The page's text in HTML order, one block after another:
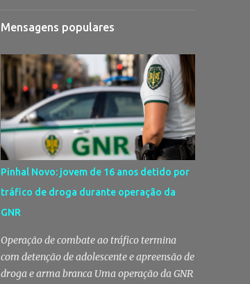
Mensagens populares
Pinhal Novo: jovem de 16 anos detido por
tráfico de droga durante operação da
GNR
Operação de combate ao tráfico termina
com detenção de adolescente e apreensão de
droga e arma branca Uma operação da GNR